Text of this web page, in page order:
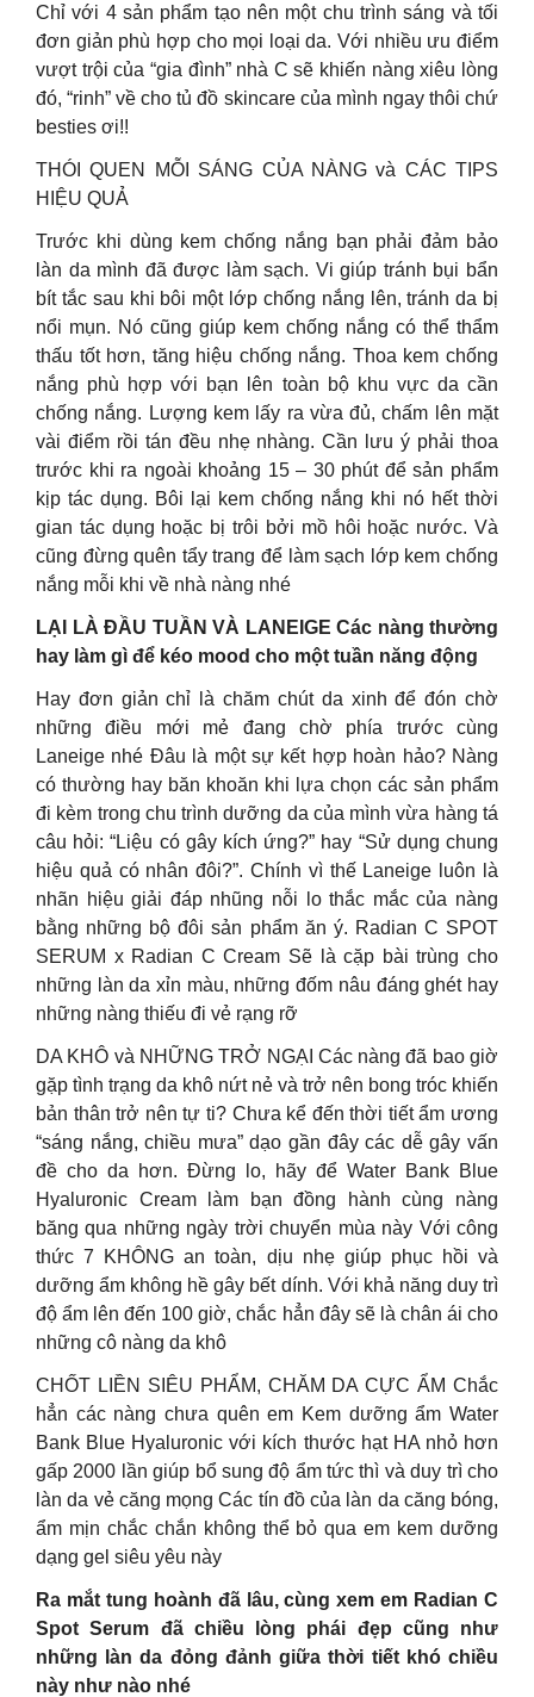
Chỉ với 4 sản phẩm tạo nên một chu trình sáng và tối
đơn giản phù hợp cho mọi loại da. Với nhiều ưu điểm
vượt trội của “gia đình” nhà C sẽ khiến nàng xiêu lòng
đó, “rinh” về cho tủ đồ skincare của mình ngay thôi chứ
besties ơi!!
THÓI QUEN MỖI SÁNG CỦA NÀNG và CÁC TIPS
HIỆU QUẢ
Trước khi dùng kem chống nắng bạn phải đảm bảo
làn da mình đã được làm sạch. Vi giúp tránh bụi bẩn
bít tắc sau khi bôi một lớp chống nắng lên, tránh da bị
nổi mụn. Nó cũng giúp kem chống nắng có thể thẩm
thấu tốt hơn, tăng hiệu chống nắng. Thoa kem chống
nắng phù hợp với bạn lên toàn bộ khu vực da cần
chống nắng. Lượng kem lấy ra vừa đủ, chấm lên mặt
vài điểm rồi tán đều nhẹ nhàng. Cần lưu ý phải thoa
trước khi ra ngoài khoảng 15 – 30 phút để sản phẩm
kịp tác dụng. Bôi lại kem chống nắng khi nó hết thời
gian tác dụng hoặc bị trôi bởi mồ hôi hoặc nước. Và
cũng đừng quên tẩy trang để làm sạch lớp kem chống
nắng mỗi khi về nhà nàng nhé
LẠI LÀ ĐẦU TUẦN VÀ LANEIGE Các nàng thường
hay làm gì để kéo mood cho một tuần năng động
Hay đơn giản chỉ là chăm chút da xinh để đón chờ
những điều mới mẻ đang chờ phía trước cùng
Laneige nhé Đâu là một sự kết hợp hoàn hảo? Nàng
có thường hay băn khoăn khi lựa chọn các sản phẩm
đi kèm trong chu trình dưỡng da của mình vừa hàng tá
câu hỏi: “Liệu có gây kích ứng?” hay “Sử dụng chung
hiệu quả có nhân đôi?”. Chính vì thế Laneige luôn là
nhãn hiệu giải đáp nhũng nỗi lo thắc mắc của nàng
bằng những bộ đôi sản phẩm ăn ý. Radian C SPOT
SERUM x Radian C Cream Sẽ là cặp bài trùng cho
những làn da xỉn màu, những đốm nâu đáng ghét hay
những nàng thiếu đi vẻ rạng rỡ
DA KHÔ và NHỮNG TRỞ NGẠI Các nàng đã bao giờ
gặp tình trạng da khô nứt nẻ và trở nên bong tróc khiến
bản thân trở nên tự ti? Chưa kể đến thời tiết ẩm ương
“sáng nắng, chiều mưa” dạo gần đây các dễ gây vấn
đề cho da hơn. Đừng lo, hãy để Water Bank Blue
Hyaluronic Cream làm bạn đồng hành cùng nàng
băng qua những ngày trời chuyển mùa này Với công
thức 7 KHÔNG an toàn, dịu nhẹ giúp phục hồi và
dưỡng ẩm không hề gây bết dính. Với khả năng duy trì
độ ẩm lên đến 100 giờ, chắc hẳn đây sẽ là chân ái cho
những cô nàng da khô
CHỐT LIỀN SIÊU PHẨM, CHĂM DA CỰC ẨM Chắc
hẳn các nàng chưa quên em Kem dưỡng ẩm Water
Bank Blue Hyaluronic với kích thước hạt HA nhỏ hơn
gấp 2000 lần giúp bổ sung độ ẩm tức thì và duy trì cho
làn da vẻ căng mọng Các tín đồ của làn da căng bóng,
ẩm mịn chắc chắn không thể bỏ qua em kem dưỡng
dạng gel siêu yêu này
Ra mắt tung hoành đã lâu, cùng xem em Radian C
Spot Serum đã chiều lòng phái đẹp cũng như
những làn da đỏng đảnh giữa thời tiết khó chiều
này như nào nhé